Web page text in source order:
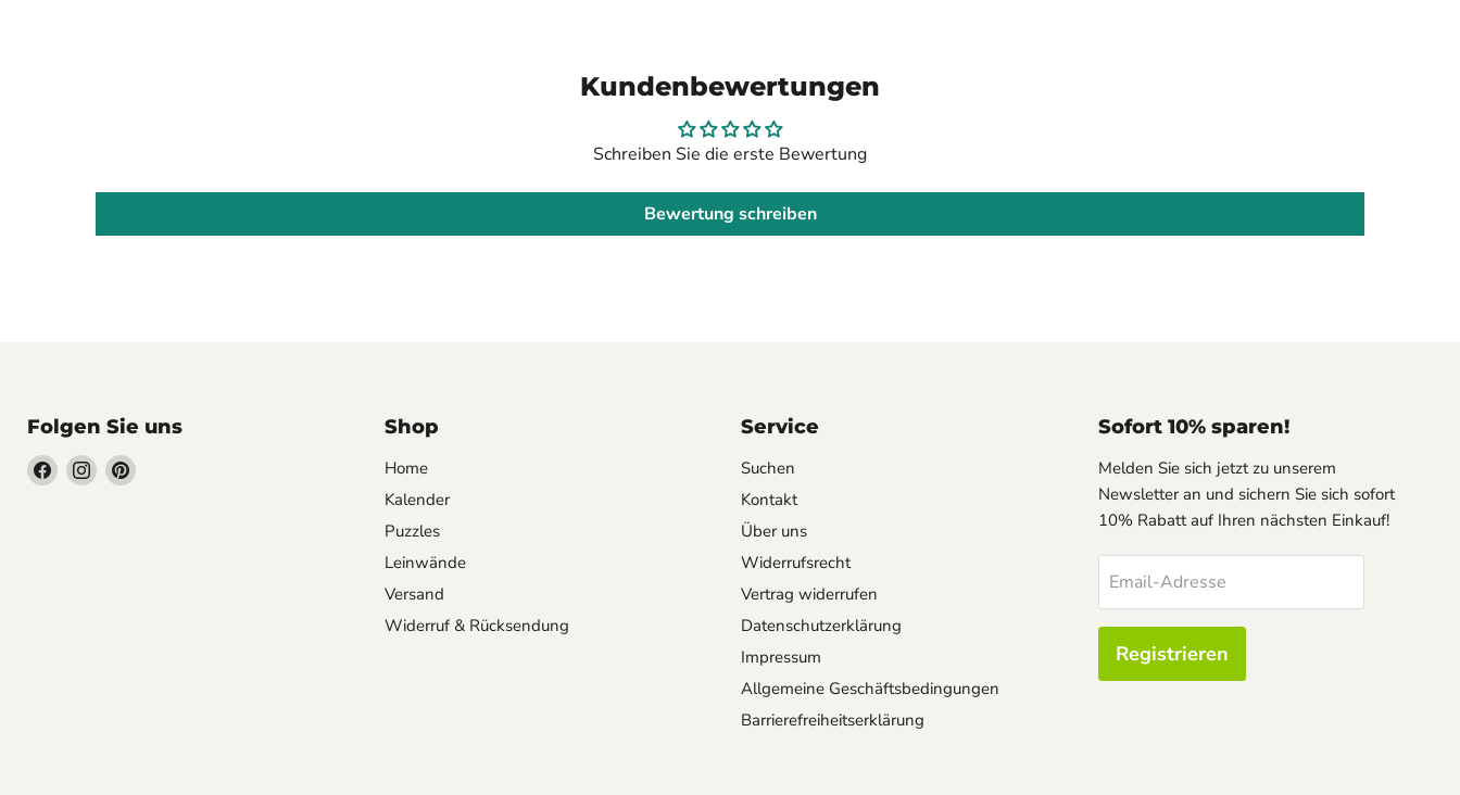
Kundenbewertungen
Schreiben Sie die erste Bewertung
Bewertung schreiben
Folgen Sie uns
FindenFindenFinden
Shop
Home
Kalender
Puzzles
Leinwände
Versand
Widerruf & Rücksendung
Service
Suchen
Kontakt
Über uns
Widerrufsrecht
Vertrag widerrufen
Datenschutzerklärung
Impressum
Allgemeine Geschäftsbedingungen
Barrierefreiheitserklärung
Sofort 10% sparen!
Melden Sie sich jetzt zu unserem
Newsletter an und sichern Sie sich sofort
10% Rabatt auf Ihren nächsten Einkauf!
Email-Adresse
Registrieren